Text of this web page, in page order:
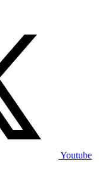
Youtube